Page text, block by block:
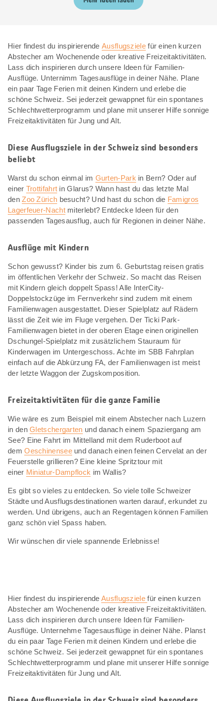
Hier findest du inspirierendeAusflugszielefür einen kurzen
Abstecher am Wochenende oder kreative Freizeitaktivitäten.
Lass dich inspirieren durch unsere Ideen für Familien-
Ausflüge. Unternimm Tagesausflüge in deiner Nähe. Plane
ein paar Tage Ferien mit deinen Kindern und erlebe die
schöne Schweiz. Sei jederzeit gewappnet für ein spontanes
Schlechtwetterprogramm und plane mit unserer Hilfe sonnige
Freizeitaktivitäten für Jung und Alt.
Diese Ausflugsziele in der Schweiz sind besonders
beliebt
Warst du schon einmal im Gurten-Park in Bern? Oder auf
einer Trottifahrt in Glarus? Wann hast du das letzte Mal
denZoo Zürich besucht? Und hast du schon die Famigros
Lagerfeuer-Nachtmiterlebt? Entdecke Ideen für den
passenden Tagesausflug, auch für Regionen in deiner Nähe.
Ausflüge mit Kindern
Schon gewusst? Kinder bis zum 6. Geburtstag reisen gratis
im öffentlichen Verkehr der Schweiz. So macht das Reisen
mit Kindern gleich doppelt Spass! Alle InterCity-
Doppelstockzüge im Fernverkehr sind zudem mit einem
Familienwagen ausgestattet. Dieser Spielplatz auf Rädern
lässt die Zeit wie im Fluge vergehen. Der Ticki Park-
Familienwagen bietet in der oberen Etage einen originellen
Dschungel-Spielplatz mit zusätzlichem Stauraum für
Kinderwagen im Untergeschoss. Achte im SBB Fahrplan
einfach auf die Abkürzung FA, der Familienwagen ist meist
der letzte Waggon der Zugskomposition.
Freizeitaktivitäten für die ganze Familie
Wie wäre es zum Beispiel mit einem Abstecher nach Luzern
in denGletschergarten und danach einem Spaziergang am
See? Eine Fahrt im Mittelland mit dem Ruderboot auf
demOeschinenseeund danach einen feinen Cervelat an der
Feuerstelle grillieren? Eine kleine Spritztour mit
einer Miniatur-Dampflock im Wallis?
Es gibt so vieles zu entdecken. So viele tolle Schweizer
Städte und Ausflugsdestinationen warten darauf, erkundet zu
werden. Und übrigens, auch an Regentagen können Familien
ganz schön viel Spass haben.
Wir wünschen dir viele spannende Erlebnisse!
Hier findest du inspirierendeAusflugszielefür einen kurzen
Abstecher am Wochenende oder kreative Freizeitaktivitäten.
Lass dich inspirieren durch unsere Ideen für Familien-
Ausflüge. Unternehme Tagesausflüge in deiner Nähe. Planst
du ein paar Tage Ferien mit deinen Kindern und erlebe die
schöne Schweiz. Sei jederzeit gewappnet für ein spontanes
Schlechtwetterprogramm und plane mit unserer Hilfe sonnige
Freizeitaktivitäten für Jung und Alt.